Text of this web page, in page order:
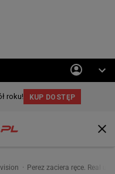
Perez zaciera ręce. Real